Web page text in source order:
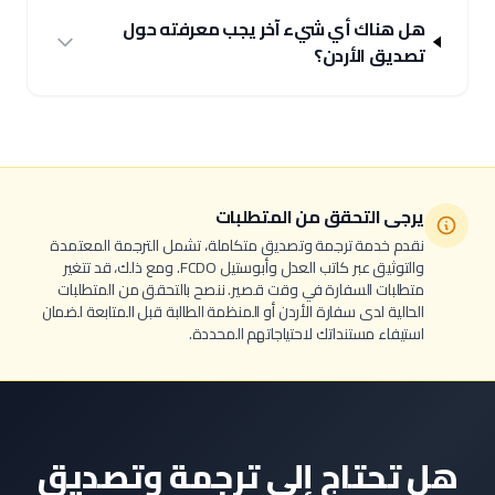
هل هناك أي شيء آخر يجب معرفته حول
تصديق الأردن؟
يرجى التحقق من المتطلبات
نقدم خدمة ترجمة وتصديق متكاملة، تشمل الترجمة المعتمدة
والتوثيق عبر كاتب العدل وأبوستيل FCDO. ومع ذلك، قد تتغير
متطلبات السفارة في وقت قصير. ننصح بالتحقق من المتطلبات
الحالية لدى سفارة الأردن أو المنظمة الطالبة قبل المتابعة لضمان
استيفاء مستنداتك لاحتياجاتهم المحددة.
هل تحتاج إلى ترجمة وتصديق